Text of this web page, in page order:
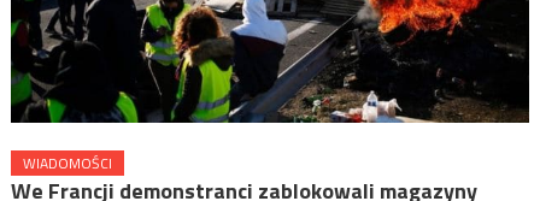
WIADOMOŚCI
We Francji demonstranci zablokowali magazyny